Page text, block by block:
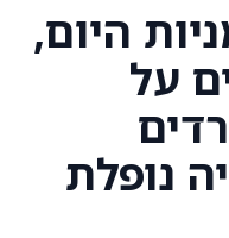
היום,
על
נופלת